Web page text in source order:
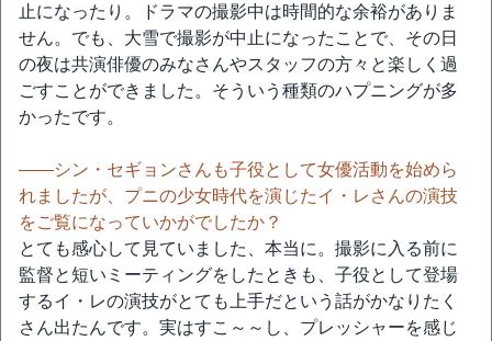
止になったり。ドラマの撮影中は時間的な余裕がありま
せん。でも、大雪で撮影が中止になったことで、その日
の夜は共演俳優のみなさんやスタッフの方々と楽しく過
ごすことができました。そういう種類のハプニングが多
かったです。
――シン・セギョンさんも子役として女優活動を始めら
れましたが、プニの少女時代を演じたイ・レさんの演技
をご覧になっていかがでしたか？
とても感心して見ていました、本当に。撮影に入る前に
監督と短いミーティングをしたときも、子役として登場
するイ・レの演技がとても上手だという話がかなりたく
さん出たんです。実はすこ～～し、プレッシャーを感じ